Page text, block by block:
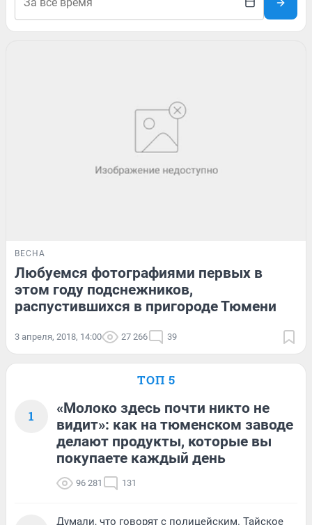
ВЕСНА
Любуемся фотографиями первых в
этом году подснежников,
распустившихся в пригороде Тюмени
3 апреля, 2018, 14:00 27 266 39
ТОП 5
1
«Молоко здесь почти никто не
видит»: как на тюменском заводе
делают продукты, которые вы
покупаете каждый день
96 281 131
Думали, что говорят с полицейским. Тайское